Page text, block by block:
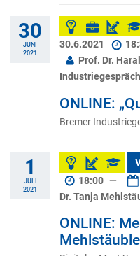
30
JUNI
2021
30.6.2021
Prof. Dr.
ONLINE:
Bremer
1
JULI
2021
18:00 —
Dr. Tanja
ONLINE: